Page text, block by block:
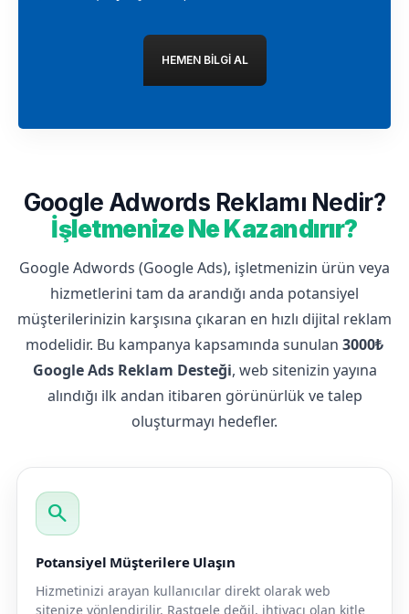
HEMEN BILGI AL
Google Adwords Reklamı Nedir?
İşletmenize Ne Kazandırır?
Google Adwords (Google Ads), işletmenizin ürün veya
hizmetlerini tam da arandığı anda potansiyel
müşterilerinizin karşısına çıkaran en hızlı dijital reklam
modelidir. Bu kampanya kapsamında sunulan 3000₺
Google Ads Reklam Desteği, web sitenizin yayına
alındığı ilk andan itibaren görünürlük ve talep
oluşturmayı hedefler.
search
Potansiyel Müşterilere Ulaşın
Hizmetinizi arayan kullanıcılar direkt olarak web
sitenize yönlendirilir. Rastgele değil, ihtiyacı olan kitle